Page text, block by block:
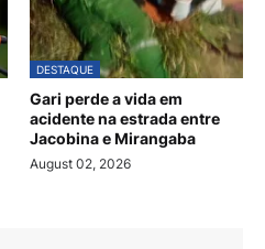
DESTAQUE
Gari perde a vida em
acidente na estrada entre
Jacobina e Mirangaba
August 02, 2026